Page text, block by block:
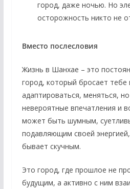
город, даже ночью. Но
осторожность никто не
Вместо послесловия
Жизнь в Шанхае – это
город, который бросает тебе
адаптироваться, меняться,
невероятные впечатления и
может быть шумным,
подавляющим своей
бывает скучным.
Это город, где прошлое не
будущим, а активно с ним